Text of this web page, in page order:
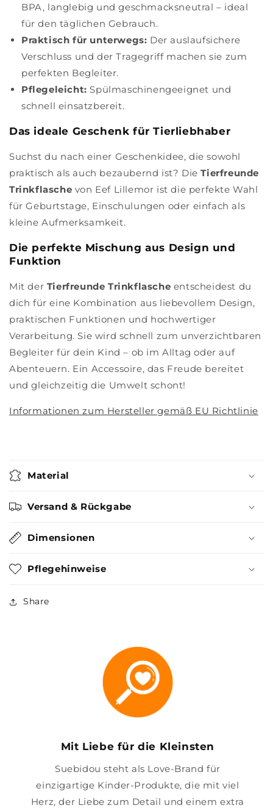
BPA, langlebig und geschmacksneutral – ideal
für den täglichen Gebrauch.
Praktisch für unterwegs: Der auslaufsichere
Verschluss und der Tragegriff machen sie zum
perfekten Begleiter.
Pflegeleicht: Spülmaschinengeeignet und
schnell einsatzbereit.
Das ideale Geschenk für Tierliebhaber
Suchst du nach einer Geschenkidee, die sowohl
praktisch als auch bezaubernd ist? DieTierfreunde
Trinkflasche von Eef Lillemor ist die perfekte Wahl
für Geburtstage, Einschulungen oder einfach als
kleine Aufmerksamkeit.
Die perfekte Mischung aus Design und
Funktion
Mit der Tierfreunde Trinkflasche entscheidest du
dich für eine Kombination aus liebevollem Design,
praktischen Funktionen und hochwertiger
Verarbeitung. Sie wird schnell zum unverzichtbaren
Begleiter für dein Kind – ob im Alltag oder auf
Abenteuern. Ein Accessoire, das Freude bereitet
und gleichzeitig die Umwelt schont!
Informationen zum Hersteller gemäß EU Richtlinie
Material
Versand & Rückgabe
Dimensionen
Pflegehinweise
Share
Mit Liebe für die Kleinsten
Suebidou steht als Love-Brand für
einzigartige Kinder-Produkte, die mit viel
Herz, der Liebe zum Detail und einem extra